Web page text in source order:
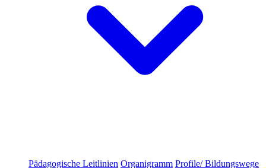
Pädagogische Leitlinien Organigramm Profile/ Bildungswege